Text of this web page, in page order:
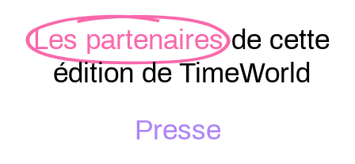
Les partenaires de cette
édition de TimeWorld
Presse